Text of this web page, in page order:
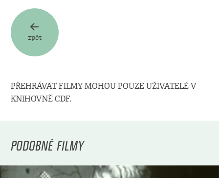
zpět
PŘEHRÁVAT FILMY MOHOU POUZE UŽIVATELÉ V
KNIHOVNĚ CDF.
PODOBNÉ FILMY